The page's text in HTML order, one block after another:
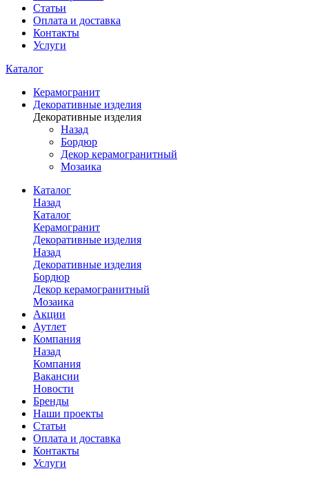
Статьи
Оплата и доставка
Контакты
Услуги
Каталог
Керамогранит
Декоративные изделия
Декоративные изделия
Назад
Бордюр
Декор керамогранитный
Мозаика
Каталог
Назад
Каталог
Керамогранит
Декоративные изделия
Назад
Декоративные изделия
Бордюр
Декор керамогранитный
Мозаика
Акции
Аутлет
Компания
Назад
Компания
Вакансии
Новости
Бренды
Наши проекты
Статьи
Оплата и доставка
Контакты
Услуги